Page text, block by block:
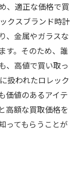
、適正な価格で買
クスブランド時計
、金属やガラスな
す。そのため、誰
、高値で買い取っ
扱われたロレック
価値のあるアイテ
高額な買取価格を
ってもらうことが